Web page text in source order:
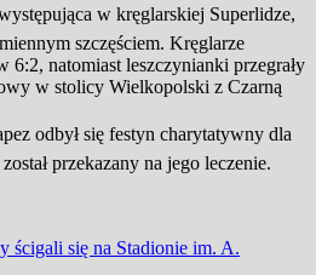
w kręglarskiej Superlidze,
szczęściem. Kręglarze
6:2, natomiast leszczynianki przegrały
w stolicy Wielkopolski z Czarną
odbył się festyn charytatywny dla
przekazany na jego leczenie.
ścigali się na Stadionie im. A.